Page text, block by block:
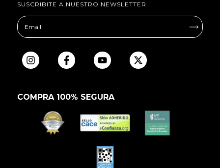
SUSCRIBITE A NUESTRO NEWSLETTER
COMPRA 100% SEGURA